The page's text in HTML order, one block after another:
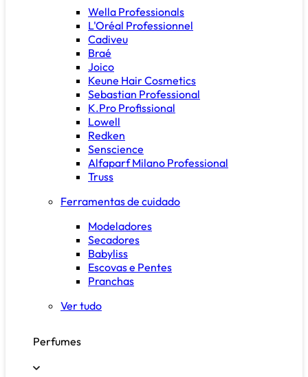
Wella Professionals
L'Oréal Professionnel
Cadiveu
Braé
Joico
Keune Hair Cosmetics
Sebastian Professional
K.Pro Profissional
Lowell
Redken
Senscience
Alfaparf Milano Professional
Truss
Ferramentas de cuidado
Modeladores
Secadores
Babyliss
Escovas e Pentes
Pranchas
Ver tudo
Perfumes